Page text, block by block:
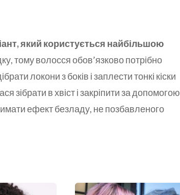
який користується найбільшою
тому волосся обов’язково потрібно
локони з боків і заплести тонкі кіски
в хвіст і закріпити за допомогою
ефект безладу, не позбавленого